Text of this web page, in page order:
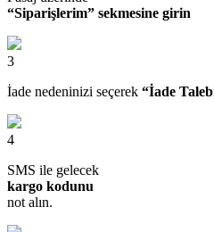
“Siparişlerim” sekmesine girin
3
İade nedeninizi seçerek “İade
4
SMS ile gelecek
kargo kodunu
not alın.